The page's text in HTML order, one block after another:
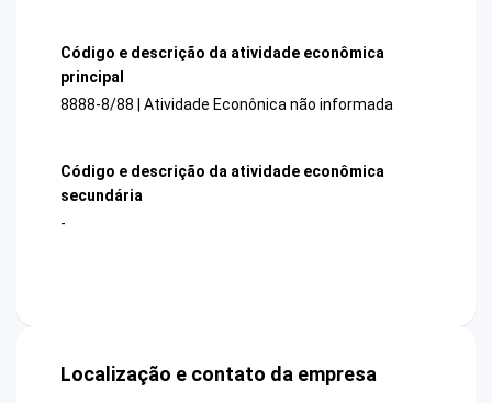
Código e descrição da atividade econômica
principal
8888-8/88 | Atividade Econônica não informada
Código e descrição da atividade econômica
secundária
-
Localização e contato da empresa